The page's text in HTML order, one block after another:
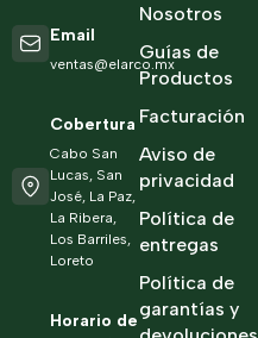
Nosotros
Guías de
Productos
Facturación
Aviso de
privacidad
Política de
entregas
Política de
garantías y
Email
ventas@elarco.mx
Cobertura
Cabo San
Lucas, San
José, La Paz,
La Ribera,
Los Barriles,
Loreto
Horario de